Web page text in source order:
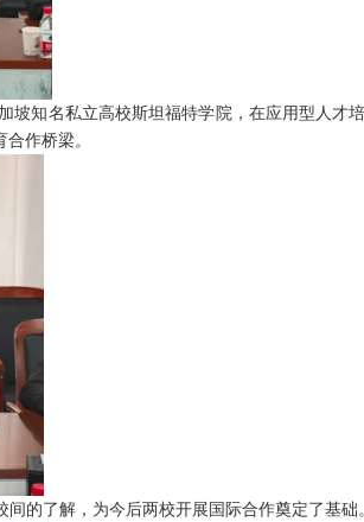
知名私立高校斯坦福特学院，在应用型人才
作桥梁。
的了解，为今后两校开展国际合作奠定了基础